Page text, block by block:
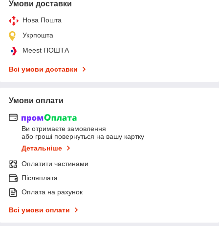
Умови доставки
Нова Пошта
Укрпошта
Meest ПОШТА
Всі умови доставки
Умови оплати
Ви отримаєте замовлення
або гроші повернуться на вашу картку
Детальніше
Оплатити частинами
Післяплата
Оплата на рахунок
Всі умови оплати